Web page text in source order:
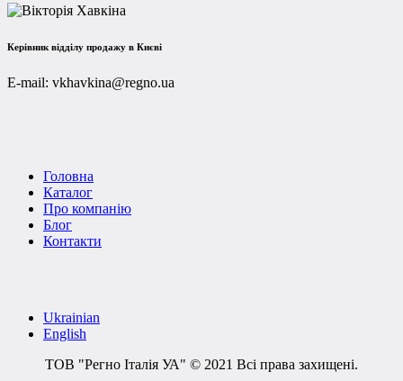
Керівник відділу продажу в Києві
E-mail: vkhavkina@regno.ua
Головна
Каталог
Про компанію
Блог
Контакти
Ukrainian
English
ТОВ "Регно Італія УА" © 2021 Всі права захищені.